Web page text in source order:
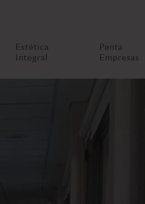
Estética
Integral
Penta
Empresas